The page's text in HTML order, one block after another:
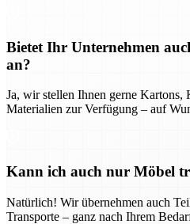
Bietet Ihr Unternehmen
an?
Ja, wir stellen Ihnen gerne Kartons,
Materialien zur Verfügung – auf
Kann ich auch nur Möbel
Natürlich! Wir übernehmen auch
Transporte – ganz nach Ihrem